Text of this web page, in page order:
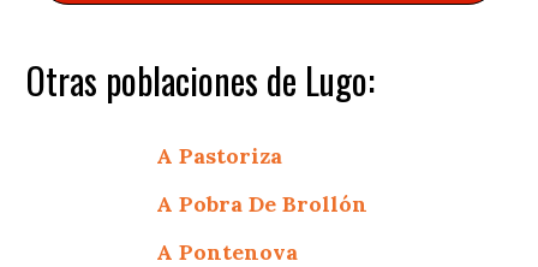
Otras poblaciones de Lugo:
A Pastoriza
A Pobra De Brollón
A Pontenova